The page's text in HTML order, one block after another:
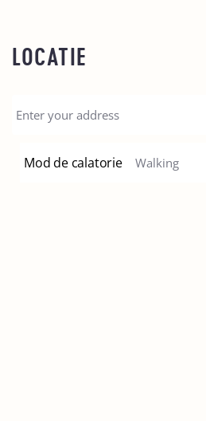
LOCATIE
Mod de calatorie